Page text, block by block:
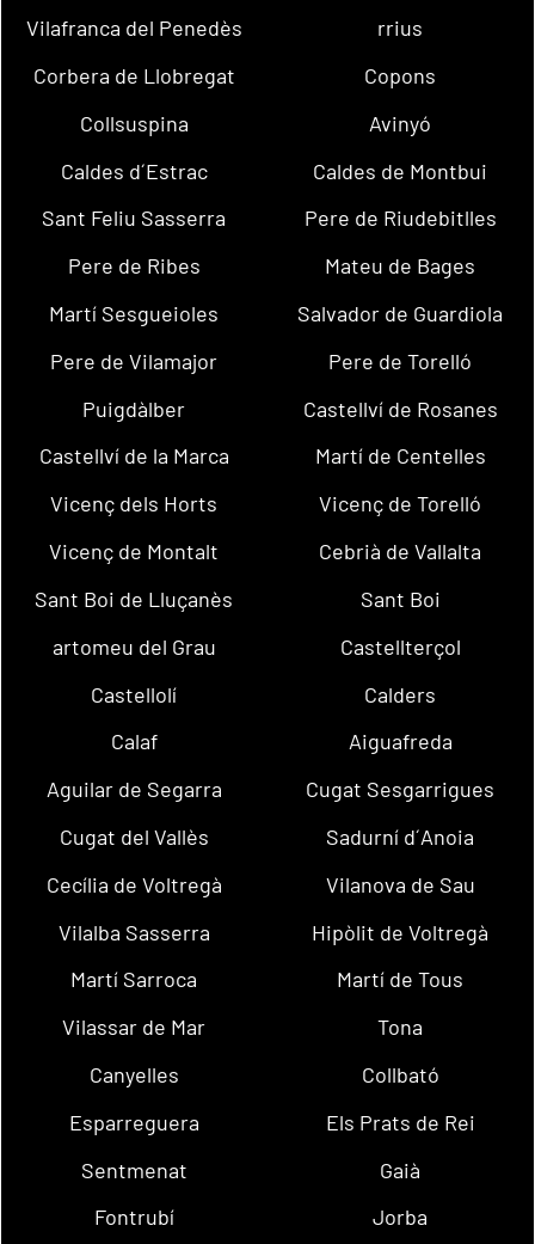
Vilafranca del Penedès
rrius
Corbera de Llobregat
Copons
Collsuspina
Avinyó
Caldes d´Estrac
Caldes de Montbui
Sant Feliu Sasserra
Pere de Riudebitlles
Pere de Ribes
Mateu de Bages
Martí Sesgueioles
Salvador de Guardiola
Pere de Vilamajor
Pere de Torelló
Puigdàlber
Castellví de Rosanes
Castellví de la Marca
Martí de Centelles
Vicenç dels Horts
Vicenç de Torelló
Vicenç de Montalt
Cebrià de Vallalta
Sant Boi de Lluçanès
Sant Boi
artomeu del Grau
Castellterçol
Castellolí
Calders
Calaf
Aiguafreda
Aguilar de Segarra
Cugat Sesgarrigues
Cugat del Vallès
Sadurní d´Anoia
Cecília de Voltregà
Vilanova de Sau
Vilalba Sasserra
Hipòlit de Voltregà
Martí Sarroca
Martí de Tous
Vilassar de Mar
Tona
Canyelles
Collbató
Esparreguera
Els Prats de Rei
Sentmenat
Gaià
Fontrubí
Jorba